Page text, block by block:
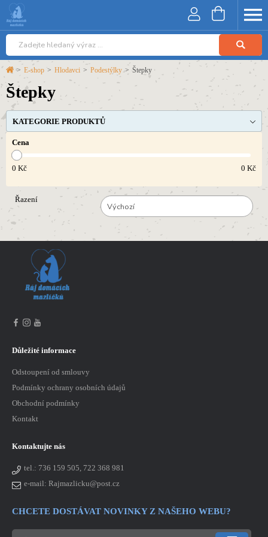
> E-shop > Hlodavci > Podestýlky > Štepky
Štepky
KATEGORIE PRODUKTŮ
Cena
0 Kč 0 Kč
Řazení
Výchozí
Důležité informace
Odstoupení od smlouvy
Podmínky ochrany osobních údajů
Obchodní podmínky
Kontakt
Kontaktujte nás
tel.: 736 159 505, 722 368 981
e-mail: Rajmazlicku@post.cz
CHCETE DOSTÁVAT NOVINKY Z NAŠEHO WEBU?